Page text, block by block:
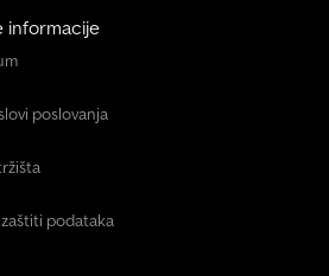
informacije
poslovanja
zaštiti podataka